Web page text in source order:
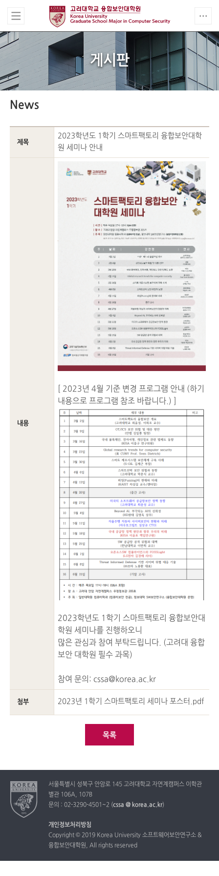
게시판
News
제목
2023학년도 1학기 스마트팩토리 융합보안대학
원 세미나 안내
내용
[ 2023년 4월 기준 변경 프로그램 안내 (하기
내용으로 프로그램 참조 바랍니다.) ]
2023학년도 1학기 스마트팩토리 융합보안대
학원 세미나를 진행하오니
많은 관심과 참여 부탁드립니다. (고려대 융합
보안 대학원 필수 과목)
참여 문의: cssa@korea.ac.kr
첨부 2023년 1학기 스마트팩토리 세미나 포스터.pdf
목록
서울특별시 성북구 안암로 145 고려대학교 자연계캠퍼스 이학관
별관 106A, 107B
문의 : 02-3290-4501~2 (cssa @ korea.ac.kr)
개인정보처리방침
Copyright © 2019 Korea University 소프트웨어보안연구소 &
융합보안대학원, All rights reserved